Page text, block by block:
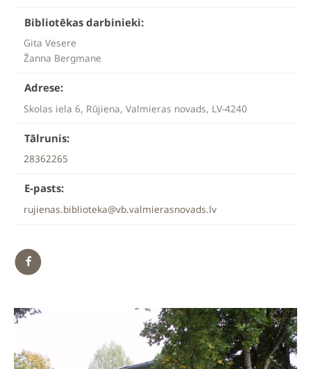
Bibliotēkas darbinieki:
Gita Vesere
Žanna Bergmane
Adrese:
Skolas iela 6, Rūjiena, Valmieras novads, LV-4240
Tālrunis:
28362265
E-pasts:
rujienas.biblioteka@vb.valmierasnovads.lv